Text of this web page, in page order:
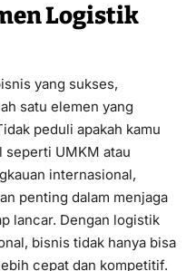
Logistik
yang sukses,
satu elemen yang
peduli apakah kamu
seperti UMKM atau
internasional,
penting dalam menjaga
lancar. Dengan logistik
bisnis tidak hanya bisa
cepat dan kompetitif.